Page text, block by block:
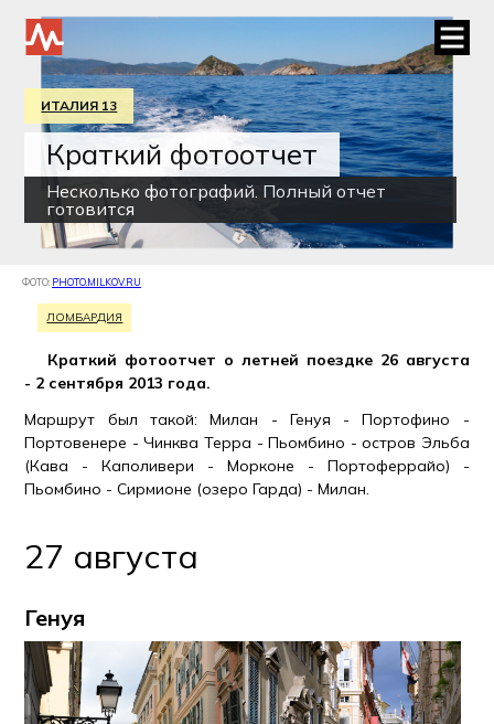
ИТАЛИЯ 13
Краткий фотоотчет
Несколько фотографий. Полный отчет
готовится
ФОТО: PHOTO.MILKOV.RU
ЛОМБАРДИЯ
Краткий фотоотчет о летней поездке 26 августа
- 2 сентября 2013 года.
Маршрут был такой: Милан - Генуя - Портофино -
Портовенере - Чинква Терра - Пьомбино - остров Эльба
(Кава - Каполивери - Морконе - Портоферрайо) -
Пьомбино - Сирмионе (озеро Гарда) - Милан.
27 августа
Генуя